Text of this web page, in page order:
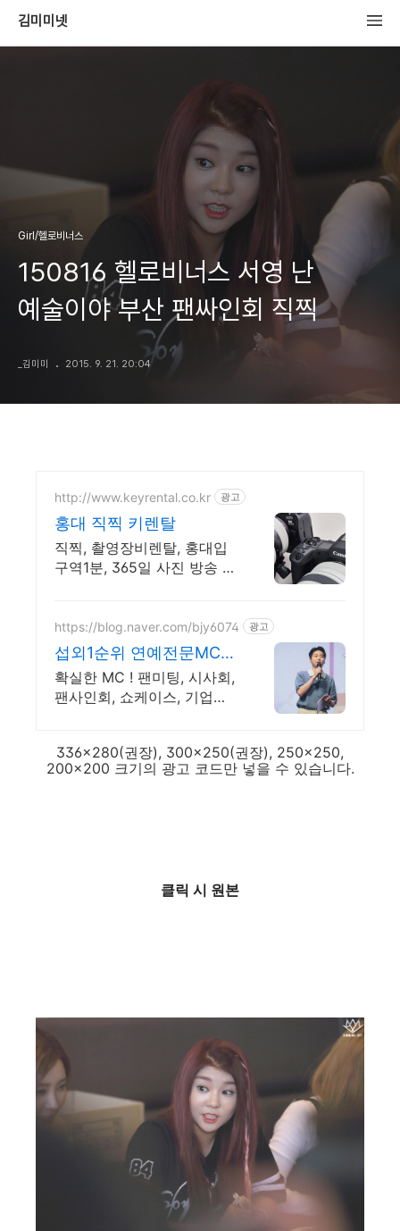
김미미넷
Girl/헬로비너스
150816 헬로비너스 서영 난
예술이야 부산 팬싸인회 직찍
_김미미 2015. 9. 21. 20:04
http://www.keyrental.co.kr 광고
홍대 직찍 키렌탈
직찍, 촬영장비렌탈, 홍대입
구역1분, 365일 사진 방송 영
https://blog.naver.com/bjy6074 광고
섭외1순위 연예전문MC방
주영
확실한 MC ! 팬미팅, 시사회,
팬사인회, 쇼케이스, 기업행
336x280(권장), 300x250(권장), 250x250,
200x200 크기의 광고 코드만 넣을 수 있습니다.
클릭 시 원본